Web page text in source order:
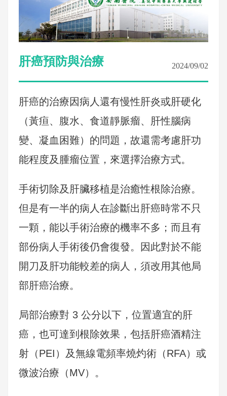
肝癌預防與治療 2024/09/02
肝癌的治療因病人還有慢性肝炎或肝硬化
（黃疸、腹水、食道靜脈瘤、肝性腦病
變、凝血困難）的問題，故還需考慮肝功
能程度及腫瘤位置，來選擇治療方式。
手術切除及肝臟移植是治癒性根除治療。
但是有一半的病人在診斷出肝癌時常不只
一顆，能以手術治療的機率不多；而且有
部份病人手術後仍會復發。因此對於不能
開刀及肝功能較差的病人，須改用其他局
部肝癌治療。
局部治療對 3 公分以下，位置適宜的肝
癌，也可達到根除效果，包括肝癌酒精注
射（PEI）及無線電頻率燒灼術（RFA）或
微波治療（MV）。